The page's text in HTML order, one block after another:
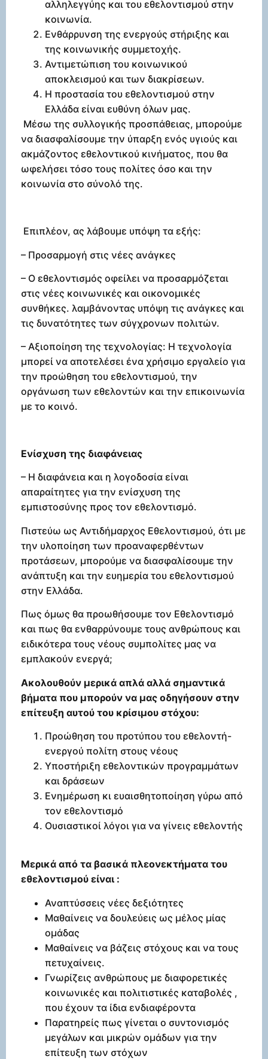
αλληλεγγύης και του εθελοντισμού στην
κοινωνία.
Ενθάρρυνση της ενεργούς στήριξης και
της κοινωνικής συμμετοχής.
Αντιμετώπιση του κοινωνικού
αποκλεισμού και των διακρίσεων.
Η προστασία του εθελοντισμού στην
Ελλάδα είναι ευθύνη όλων μας.
Μέσω της συλλογικής προσπάθειας, μπορούμε
να διασφαλίσουμε την ύπαρξη ενός υγιούς και
ακμάζοντος εθελοντικού κινήματος, που θα
ωφελήσει τόσο τους πολίτες όσο και την
κοινωνία στο σύνολό της.
Επιπλέον, ας λάβουμε υπόψη τα εξής:
– Προσαρμογή στις νέες ανάγκες
– Ο εθελοντισμός οφείλει να προσαρμόζεται
στις νέες κοινωνικές και οικονομικές
συνθήκες. λαμβάνοντας υπόψη τις ανάγκες και
τις δυνατότητες των σύγχρονων πολιτών.
– Αξιοποίηση της τεχνολογίας: Η τεχνολογία
μπορεί να αποτελέσει ένα χρήσιμο εργαλείο για
την προώθηση του εθελοντισμού, την
οργάνωση των εθελοντών και την επικοινωνία
με το κοινό.
Ενίσχυση της διαφάνειας
– Η διαφάνεια και η λογοδοσία είναι
απαραίτητες για την ενίσχυση της
εμπιστοσύνης προς τον εθελοντισμό.
Πιστεύω ως Αντιδήμαρχος Εθελοντισμού, ότι με
την υλοποίηση των προαναφερθέντων
προτάσεων, μπορούμε να διασφαλίσουμε την
ανάπτυξη και την ευημερία του εθελοντισμού
στην Ελλάδα.
Πως όμως θα προωθήσουμε τον Εθελοντισμό
και πως θα ενθαρρύνουμε τους ανθρώπους και
ειδικότερα τους νέους συμπολίτες μας να
εμπλακούν ενεργά;
Ακολουθούν μερικά απλά αλλά σημαντικά
βήματα που μπορούν να μας οδηγήσουν στην
επίτευξη αυτού του κρίσιμου στόχου:
Προώθηση του προτύπου του εθελοντή-
ενεργού πολίτη στους νέους
Υποστήριξη εθελοντικών προγραμμάτων
και δράσεων
Ενημέρωση κι ευαισθητοποίηση γύρω από
τον εθελοντισμό
Ουσιαστικοί λόγοι για να γίνεις εθελοντής
Μερικά από τα βασικά πλεονεκτήματα του
εθελοντισμού είναι :
Αναπτύσσεις νέες δεξιότητες
Μαθαίνεις να δουλεύεις ως μέλος μίας
ομάδας
Μαθαίνεις να βάζεις στόχους και να τους
πετυχαίνεις.
Γνωρίζεις ανθρώπους με διαφορετικές
κοινωνικές και πολιτιστικές καταβολές ,
που έχουν τα ίδια ενδιαφέροντα
Παρατηρείς πως γίνεται ο συντονισμός
μεγάλων και μικρών ομάδων για την
επίτευξη των στόχων